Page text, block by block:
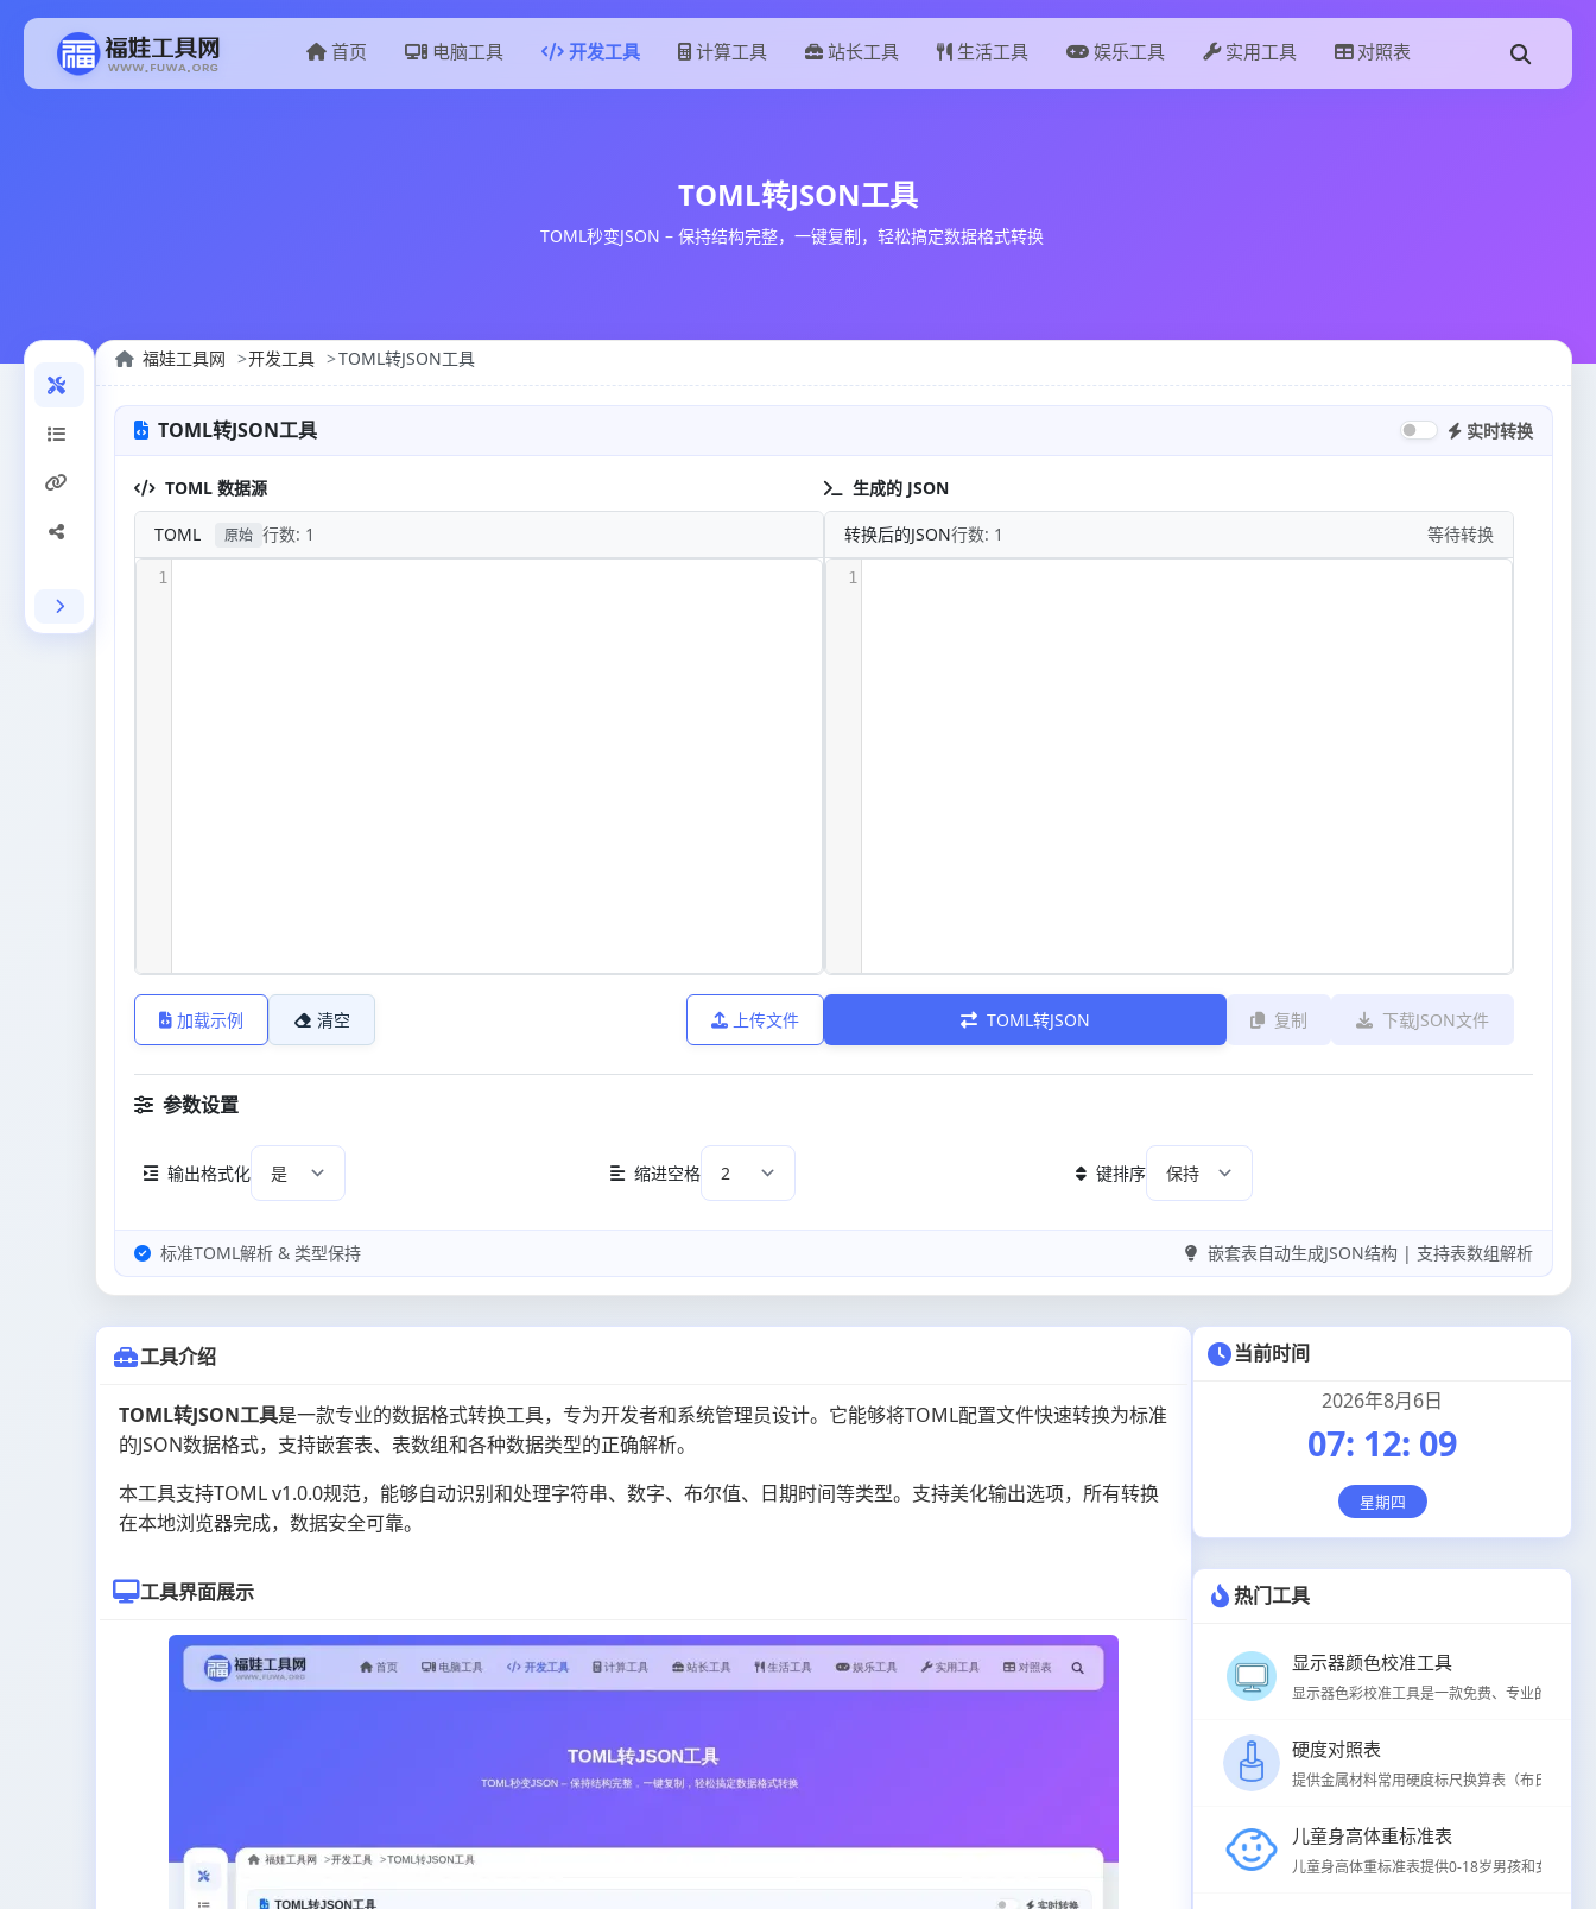
首页 电脑工具 开发工具 计算工具 站长工具 生活工具 娱乐工具 实用工具 对照表
TOML转JSON工具
TOML秒变JSON – 保持结构完整，一键复制，轻松搞定数据格式转换
福娃工具网 开发工具 TOML转JSON工具
TOML转JSON工具 实时转换
TOML 数据源
TOML 原始 行数: 1
1
加载示例 清空 上传文件
生成的 JSON
转换后的JSON行数: 1 等待转换
1
TOML转JSON 复制 下载JSON文件
参数设置
输出格式化 缩进空格 键排序
标准TOML解析 & 类型保持 嵌套表自动生成JSON结构 | 支持表数组解析
工具介绍
TOML转JSON工具是一款专业的数据格式转换工具，专为开发者和系统管理员设计。它能够将TOML配置文件快速转换为标准
的JSON数据格式，支持嵌套表、表数组和各种数据类型的正确解析。
本工具支持TOML v1.0.0规范，能够自动识别和处理字符串、数字、布尔值、日期时间等类型。支持美化输出选项，所有转换
在本地浏览器完成，数据安全可靠。
工具界面展示
当前时间
2026年8月6日
07: 12: 10
星期四
热门工具
显示器颜色校准工具
显示器色彩校准工具是一款免费、专业的在线
硬度对照表
提供金属材料常用硬度标尺换算表（布氏HB、
儿童身高体重标准表
儿童身高体重标准表提供0-18岁男孩和女孩身